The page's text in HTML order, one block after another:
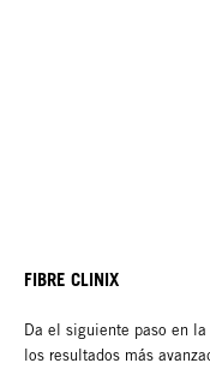
FIBRE CLINIX
Da el siguiente paso en
los resultados más